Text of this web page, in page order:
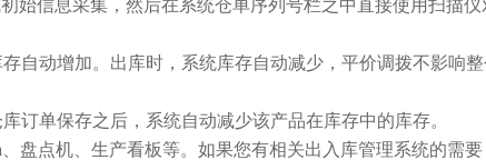
信息采集，然后在系统仓单序列号栏之中直接使用扫描
动增加。出库时，系统库存自动减少，平价调拨不影响整
单保存之后，系统自动减少该产品在库存中的库存。
盘点机、 生产看板等。如果您有相关出入库管理系统的需